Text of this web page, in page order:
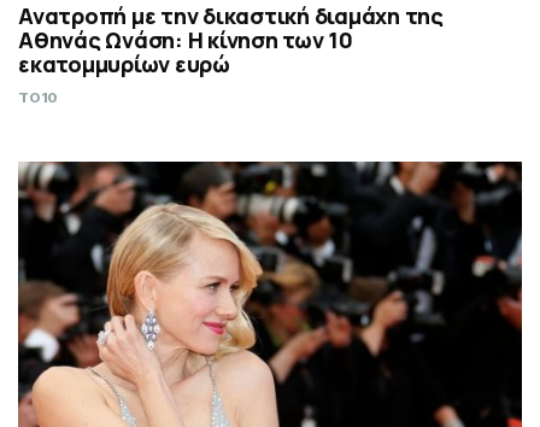
Ανατροπή με την δικαστική διαμάχη της
Αθηνάς Ωνάση: Η κίνηση των 10
εκατομμυρίων ευρώ
TO10